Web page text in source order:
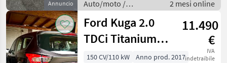
Annuncio
Auto/moto /
Fuoristrada
2 mesi online
Ford Kuga 2.0
TDCi Titanium
AWD SUV,
11.490
€
IVA
indetraibile
150 CV/110 kW Anno prod. 2017